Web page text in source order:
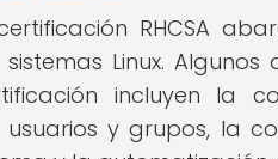
RHCSA
Linux.
incluyen la
y grupos, la